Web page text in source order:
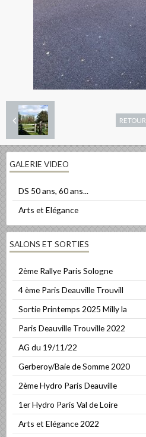
RETOUR
GALERIE VIDEO
DS 50 ans, 60 ans...
Arts et Elégance
SALONS ET SORTIES
2ème Rallye Paris Sologne
4 ème Paris Deauville Trouvill
Sortie Printemps 2025 Milly la
Paris Deauville Trouville 2022
AG du 19/11/22
Gerberoy/Baie de Somme 2020
2ème Hydro Paris Deauville
1er Hydro Paris Val de Loire
Arts et Elégance 2022